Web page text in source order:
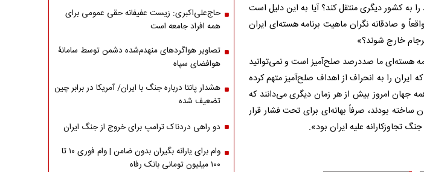
به کشور دیگری منتقل کند؟ آیا به این دلیل است
و صادقانه نگران ماهیت برنامه هسته‌ای ایران
خارج شوند؟»
هسته‌ای ما صددرصد صلح‌آمیز است و نمی‌توانید
ایران را به انحراف از اهداف صلح‌آمیز متهم کرده
جهان امروز بیش از هر زمان دیگری می‌دانند که
ساخته بودند، صرفاً بهانه‌ای برای تحت فشار قرار
علیه ایران بود».
حاج‌علی‌اکبری: زیست عفیفانه حقی عمومی برای
همه افراد جامعه است
تصاویر هواگردهای منهدم‌شده دشمن توسط سامانۀ
هوافضای سپاه
هشدار پانتا درباره جنگ با ایران/ آمریکا در برابر چین
تضعیف شده
دو راهی دردناک ترامپ برای خروج از جنگ ایران
وام برای یارانه بگیران بدون ضامن | وام فوری ۱۰ تا
۱۰۰ میلیون تومانی بانک رفاه